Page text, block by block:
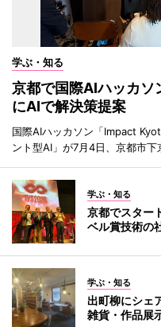
学ぶ・知る
京都で国際AIハッカ
にAIで解決策提案
国際AIハッカソン「Impact
ント型AI」が7月4日、京都市下
学ぶ・知る
京都でスター
ベル賞技術の
学ぶ・知る
出町柳にシェ
雑貨・作品展